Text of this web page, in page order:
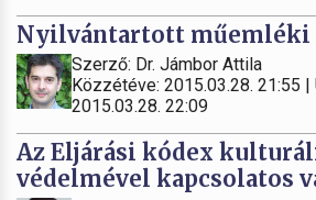
Nyilvántartott műemléki
Szerző: Dr. Jámbor Attila
Közzétéve: 2015.03.28. 21:55
2015.03.28. 22:09
Az Eljárási kódex
védelmével kapcsolatos